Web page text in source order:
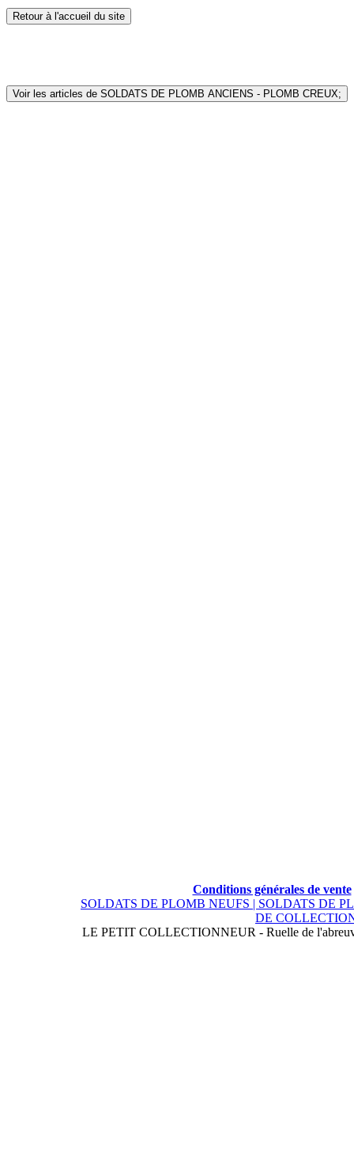
Conditions générales de vente
SOLDATS DE PLOMB NEUFS | SOLDATS DE
DE
LE PETIT COLLECTIONNEUR - Ruelle de